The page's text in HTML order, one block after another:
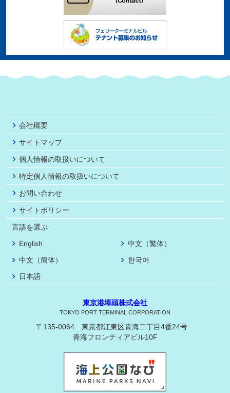
会社概要
サイトマップ
個人情報の取扱いについて
特定個人情報の取扱いについて
お問い合わせ
サイトポリシー
言語を選ぶ
English
中文（繁体）
中文（簡体）
한국어
日本語
東京港埠頭株式会社
TOKYO PORT TERMINAL CORPORATION
〒135-0064 東京都江東区青海二丁目4番24号
青海フロンティアビル10F